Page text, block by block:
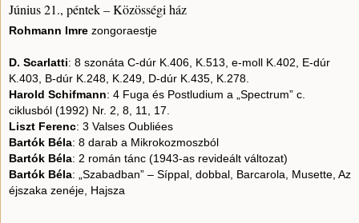
Június 21., péntek – Közösségi ház
Rohmann Imre zongoraestje
D. Scarlatti: 8 szonáta C-dúr K.406, K.513, e-moll K.402, E-dúr
K.403, B-dúr K.248, K.249, D-dúr K.435, K.278.
Harold Schifmann: 4 Fuga és Postludium a „Spectrum” c.
ciklusból (1992) Nr. 2, 8, 11, 17.
Liszt Ferenc: 3 Valses Oubliées
Bartók Béla: 8 darab a Mikrokozmoszból
Bartók Béla: 2 román tánc (1943-as revideált változat)
Bartók Béla: „Szabadban” – Síppal, dobbal, Barcarola, Musette, Az
éjszaka zenéje, Hajsza